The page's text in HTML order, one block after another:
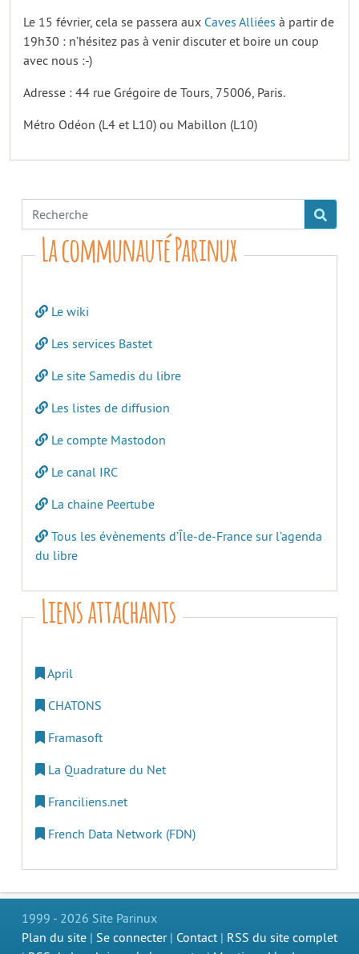
Le 15 février, cela se passera aux Caves Alliées à partir de
19h30 : n’hésitez pas à venir discuter et boire un coup
avec nous :-)
Adresse : 44 rue Grégoire de Tours, 75006, Paris.
Métro Odéon (L4 et L10) ou Mabillon (L10)
La communauté Parinux
Le wiki
Les services Bastet
Le site Samedis du libre
Les listes de diffusion
Le compte Mastodon
Le canal IRC
La chaine Peertube
Tous les évènements d’Île-de-France sur l’agenda
du libre
Liens attachants
April
CHATONS
Framasoft
La Quadrature du Net
Franciliens.net
French Data Network (FDN)
1999 - 2026 Site Parinux
Plan du site | Se connecter| Contact | RSS du site complet